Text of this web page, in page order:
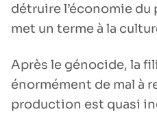
détruire l’économie du
met un terme à la
Après le génocide, la
énormément de mal à
production est quasi